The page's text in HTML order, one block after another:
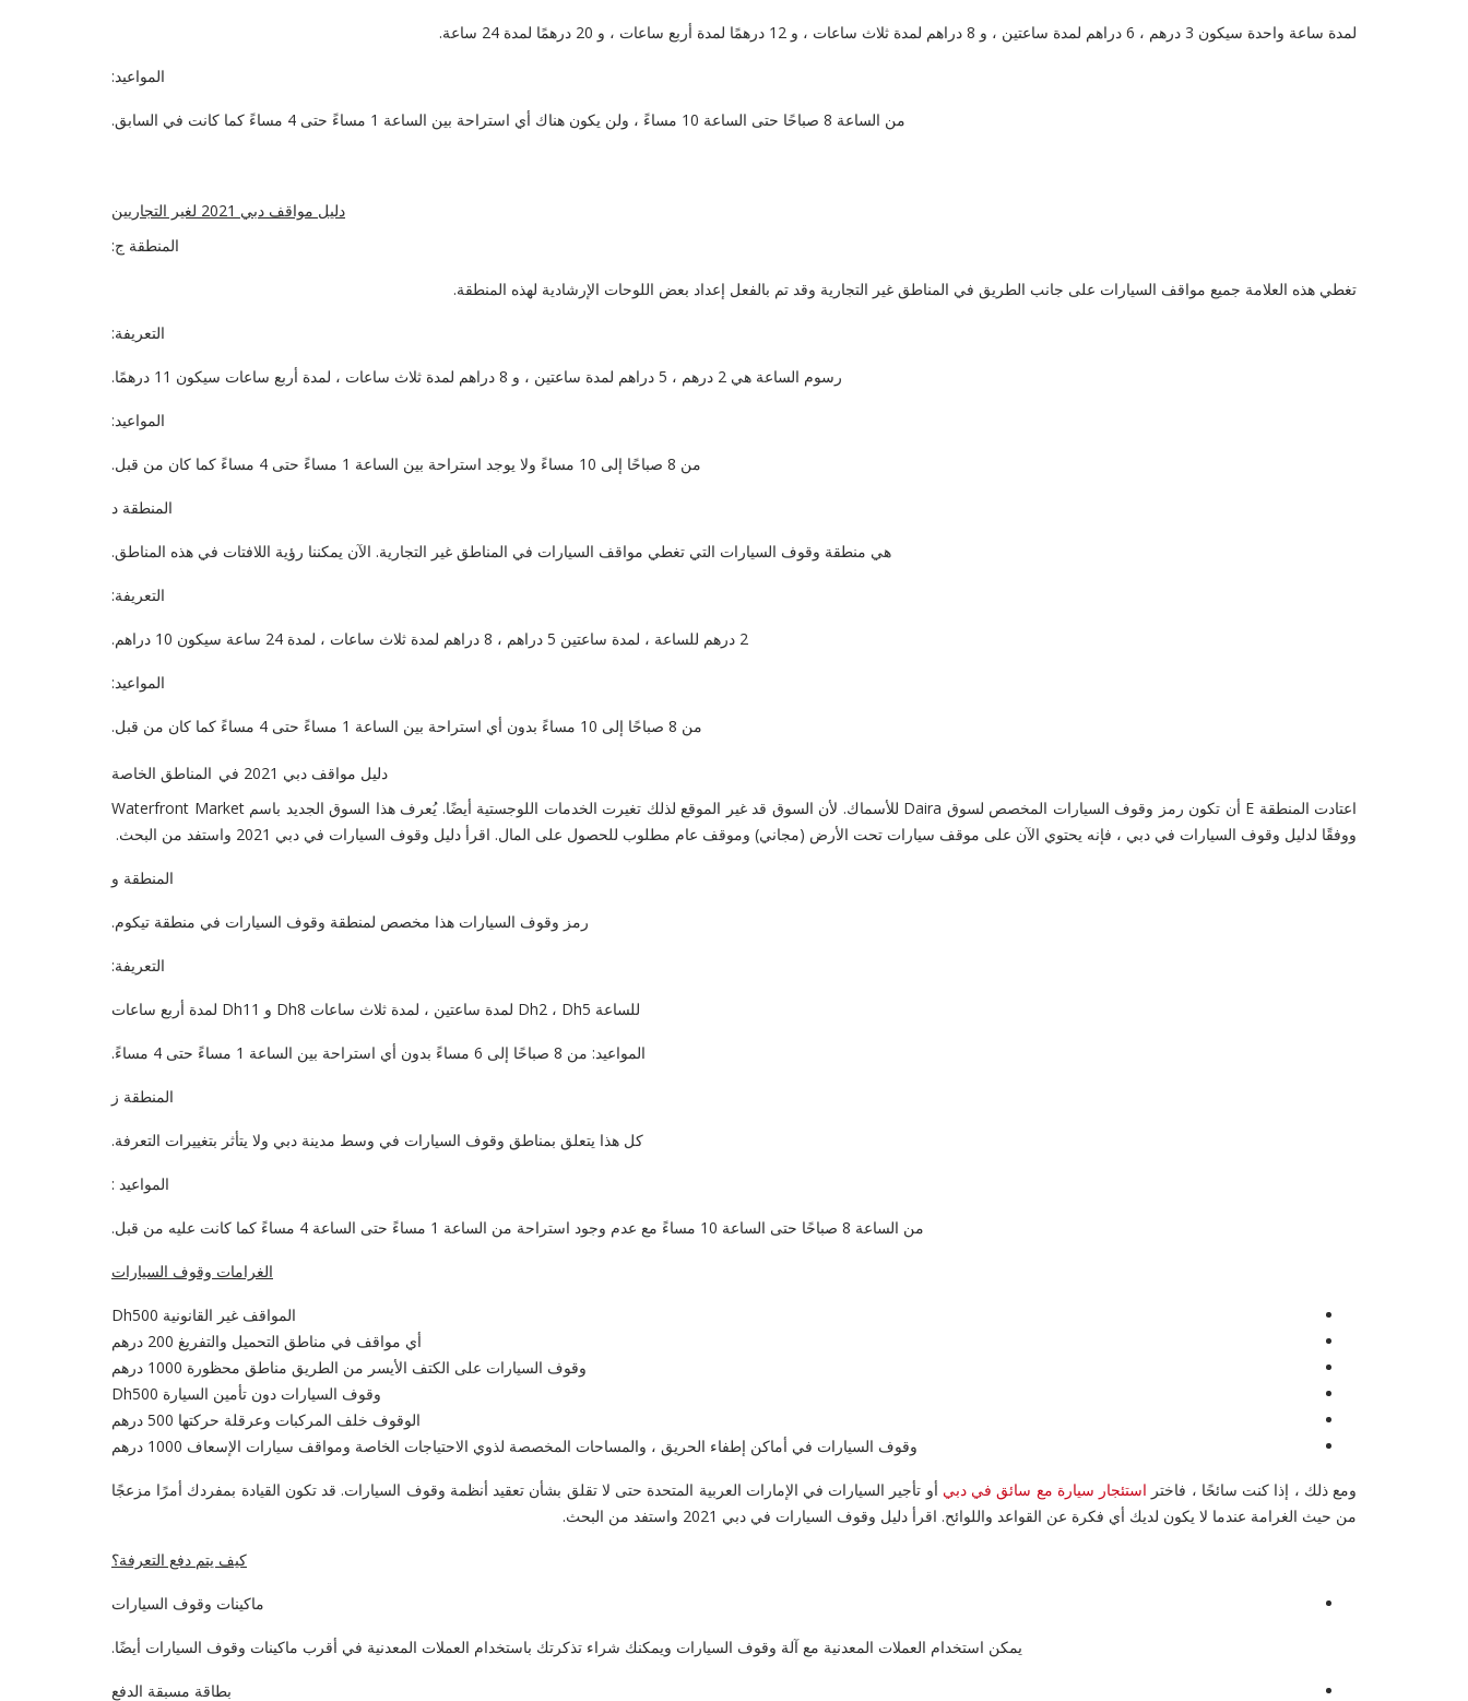
لمدة ساعة واحدة سيكون 3 درهم ، 6 دراهم لمدة ساعتين ، و 8 دراهم لمدة ثلاث ساعات ، و 12 درهمًا لمدة أربع ساعات ، و 20 درهمًا لمدة 24 ساعة.
المواعيد:
من الساعة 8 صباحًا حتى الساعة 10 مساءً ، ولن يكون هناك أي استراحة بين الساعة 1 مساءً حتى 4 مساءً كما كانت في السابق.
دليل مواقف دبي 2021 لغير التجاريين
المنطقة ج:
تغطي هذه العلامة جميع مواقف السيارات على جانب الطريق في المناطق غير التجارية وقد تم بالفعل إعداد بعض اللوحات الإرشادية لهذه المنطقة.
التعريفة:
رسوم الساعة هي 2 درهم ، 5 دراهم لمدة ساعتين ، و 8 دراهم لمدة ثلاث ساعات ، لمدة أربع ساعات سيكون 11 درهمًا.
المواعيد:
من 8 صباحًا إلى 10 مساءً ولا يوجد استراحة بين الساعة 1 مساءً حتى 4 مساءً كما كان من قبل.
المنطقة د
هي منطقة وقوف السيارات التي تغطي مواقف السيارات في المناطق غير التجارية. الآن يمكننا رؤية اللافتات في هذه المناطق.
التعريفة:
2 درهم للساعة ، لمدة ساعتين 5 دراهم ، 8 دراهم لمدة ثلاث ساعات ، لمدة 24 ساعة سيكون 10 دراهم.
المواعيد:
من 8 صباحًا إلى 10 مساءً بدون أي استراحة بين الساعة 1 مساءً حتى 4 مساءً كما كان من قبل.
دليل مواقف دبي 2021 في
المناطق الخاصة
اعتادت المنطقة E أن تكون رمز وقوف السيارات المخصص لسوق Daira للأسماك. لأن السوق قد غير الموقع لذلك تغيرت الخدمات اللوجستية أيضًا. يُعرف هذا السوق الجديد باسم Waterfront Market
ووفقًا لدليل وقوف السيارات في دبي ، فإنه يحتوي الآن على موقف سيارات تحت الأرض (مجاني) وموقف عام مطلوب للحصول على المال. اقرأ دليل وقوف السيارات في دبي 2021 واستفد من البحث.
المنطقة و
رمز وقوف السيارات هذا مخصص لمنطقة وقوف السيارات في منطقة تيكوم.
التعريفة:
للساعة Dh2 ، Dh5 لمدة ساعتين ، لمدة ثلاث ساعات Dh8 و Dh11 لمدة أربع ساعات
المواعيد: من 8 صباحًا إلى 6 مساءً بدون أي استراحة بين الساعة 1 مساءً حتى 4 مساءً.
المنطقة ز
كل هذا يتعلق بمناطق وقوف السيارات في وسط مدينة دبي ولا يتأثر بتغييرات التعرفة.
المواعيد :
من الساعة 8 صباحًا حتى الساعة 10 مساءً مع عدم وجود استراحة من الساعة 1 مساءً حتى الساعة 4 مساءً كما كانت عليه من قبل.
الغرامات وقوف السيارات
المواقف غير القانونية Dh500
أي مواقف في مناطق التحميل والتفريغ 200 درهم
وقوف السيارات على الكتف الأيسر من الطريق مناطق محظورة 1000 درهم
وقوف السيارات دون تأمين السيارة Dh500
الوقوف خلف المركبات وعرقلة حركتها 500 درهم
وقوف السيارات في أماكن إطفاء الحريق ، والمساحات المخصصة لذوي الاحتياجات الخاصة ومواقف سيارات الإسعاف 1000 درهم
ومع ذلك ، إذا كنت سائحًا ، فاختر استئجار سيارة مع سائق في دبي أو تأجير السيارات في الإمارات العربية المتحدة حتى لا تقلق بشأن تعقيد أنظمة وقوف السيارات. قد تكون القيادة بمفردك أمرًا مزعجًا
من حيث الغرامة عندما لا يكون لديك أي فكرة عن القواعد واللوائح. اقرأ دليل وقوف السيارات في دبي 2021 واستفد من البحث.
كيف يتم دفع التعرفة؟
ماكينات وقوف السيارات
يمكن استخدام العملات المعدنية مع آلة وقوف السيارات ويمكنك شراء تذكرتك باستخدام العملات المعدنية في أقرب ماكينات وقوف السيارات أيضًا.
بطاقة مسبقة الدفع